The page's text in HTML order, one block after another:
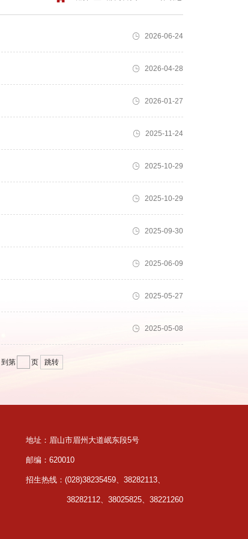
2026-06-24
2026-04-28
2026-01-27
2025-11-24
2025-10-29
2025-10-29
2025-09-30
2025-06-09
2025-05-27
2025-05-08
到第 页 跳转
地址：眉山市眉州大道岷东段5号
邮编：620010
招生热线：(028)38235459、38282113、
38282112、38025825、38221260